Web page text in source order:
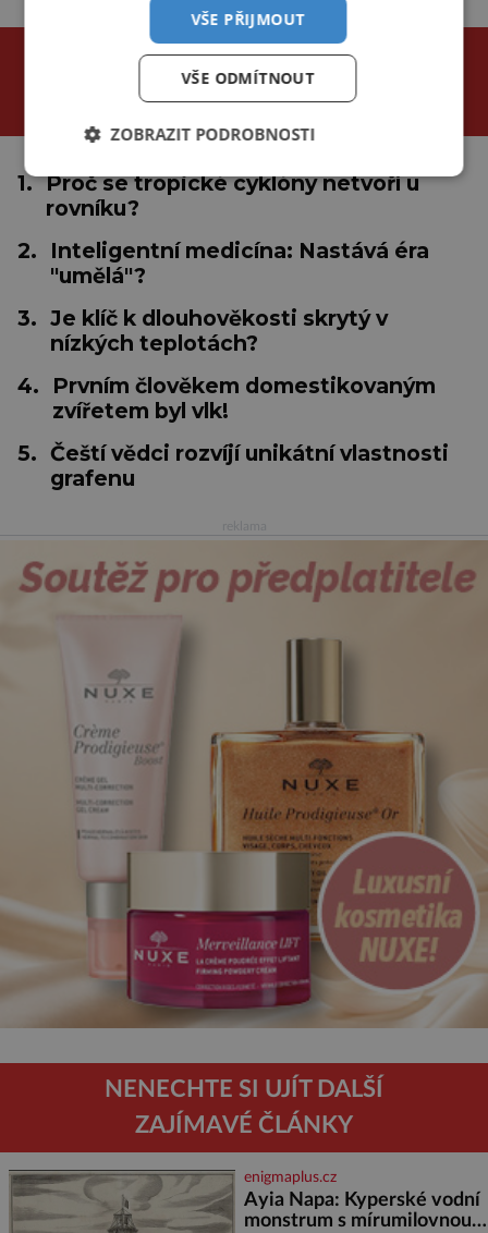
NEJČTENĚJŠÍ ČLÁNKY
za poslední
1. Proč se tropické cyklóny netvoří u
rovníku?
2.
Inteligentní medicína: Nastává éra
"umělá"?
3. Je klíč k dlouhověkosti skrytý v
nízkých teplotách?
4.
Prvním člověkem domestikovaným
zvířetem byl vlk!
5. Čeští vědci rozvíjí unikátní vlastnosti
grafenu
NENECHTE SI UJÍT DALŠÍ
ZAJÍMAVÉ ČLÁNKY
enigmaplus.cz
Ayia Napa: Kyperské vodní
monstrum s mírumilovnou
VŠE PŘIJMOUT
VŠE ODMÍTNOUT
ZOBRAZIT PODROBNOSTI